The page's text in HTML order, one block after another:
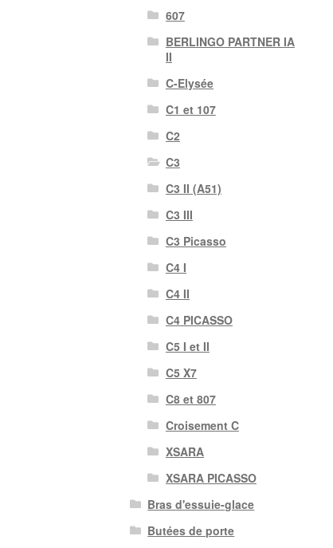
607
BERLINGO PARTNER IA
II
C-Elysée
C1 et 107
C2
C3
C3 II (A51)
C3 III
C3 Picasso
C4 I
C4 II
C4 PICASSO
C5 I et II
C5 X7
C8 et 807
Croisement C
XSARA
XSARA PICASSO
Bras d'essuie-glace
Butées de porte